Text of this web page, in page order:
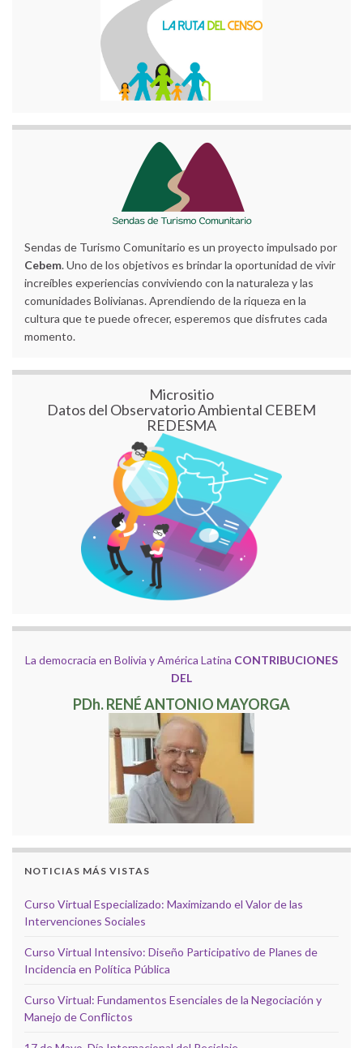
Sendas de Turismo Comunitario es un proyecto impulsado por
Cebem. Uno de los objetivos es brindar la oportunidad de vivir
increíbles experiencias conviviendo con la naturaleza y las
comunidades Bolivianas. Aprendiendo de la riqueza en la
cultura que te puede ofrecer, esperemos que disfrutes cada
momento.
Micrositio
Datos del Observatorio Ambiental CEBEM
REDESMA
La democracia en Bolivia y América Latina CONTRIBUCIONES
DEL
PDh. RENÉ ANTONIO MAYORGA
NOTICIAS MÁS VISTAS
Curso Virtual Especializado: Maximizando el Valor de las
Intervenciones Sociales
Curso Virtual Intensivo: Diseño Participativo de Planes de
Incidencia en Política Pública
Curso Virtual: Fundamentos Esenciales de la Negociación y
Manejo de Conflictos